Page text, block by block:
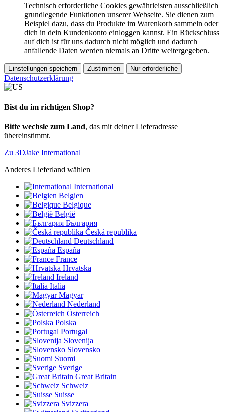
Technisch erforderliche Cookies gewährleisten ausschließlich
grundlegende Funktionen unserer Webseite. Sie dienen zum
Beispiel dazu, dass du Produkte im Warenkorb sammeln oder
dich in dein Kundenkonto einloggen kannst. Ein Rückschluss
auf dich ist für uns dadurch nicht möglich und dadurch
anfallende Daten werden niemals an Dritte weitergegeben.
Einstellungen speichern Zustimmen Nur erforderliche
Datenschutzerklärung
Bist du im richtigen Shop?
Bitte wechsle zum Land, das mit deiner Lieferadresse
übereinstimmt.
Zu 3DJake International
Anderes Lieferland wählen
International
Belgien
Belgique
België
България
Česká republika
Deutschland
España
France
Hrvatska
Ireland
Italia
Magyar
Nederland
Österreich
Polska
Portugal
Slovenija
Slovensko
Suomi
Sverige
Great Britain
Schweiz
Suisse
Svizzera